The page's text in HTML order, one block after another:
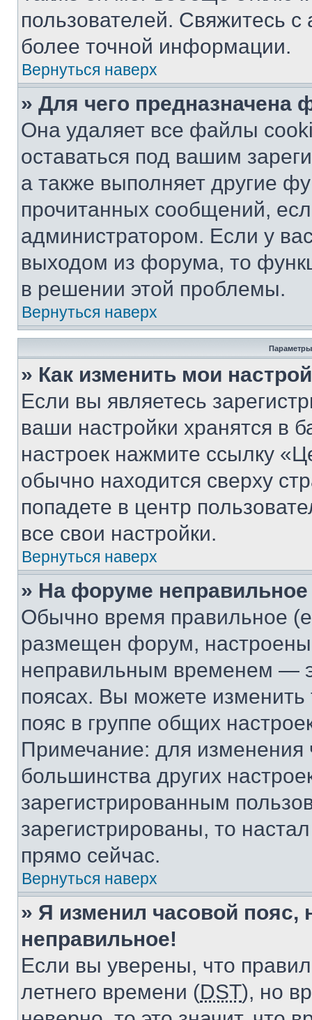
пользователей. Свяжитесь
более точной информации.
Вернуться наверх
» Для чего предназначена
Она удаляет все файлы
оставаться под вашим
а также выполняет другие
прочитанных сообщений,
администратором. Если у
выходом из форума, то
в решении этой проблемы.
Вернуться наверх
Параметры
» Как изменить мои
Если вы являетесь
ваши настройки хранятся в
настроек нажмите ссылку
обычно находится сверху
попадете в центр
все свои настройки.
Вернуться наверх
» На форуме
Обычно время правильное
размещен форум, настроены
неправильным временем —
поясах. Вы можете изменить
пояс в группе общих
Примечание: для изменения
большинства других
зарегистрированным
зарегистрированы, то
прямо сейчас.
Вернуться наверх
» Я изменил часовой пояс,
неправильное!
Если вы уверены, что
летнего времени (DST), но